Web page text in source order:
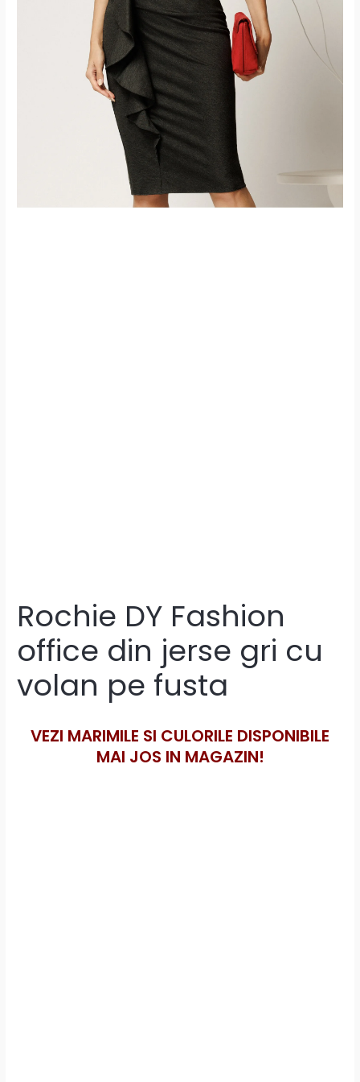
Rochie DY Fashion
office din jerse gri cu
volan pe fusta
VEZI MARIMILE SI CULORILE DISPONIBILE
MAI JOS IN MAGAZIN!